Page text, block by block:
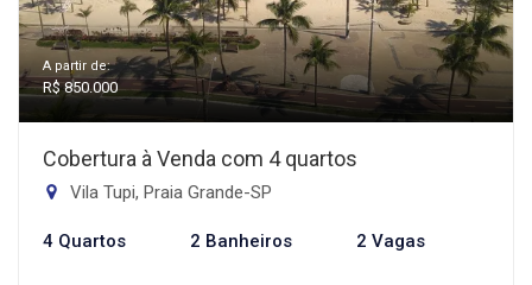
A partir de:
R$ 850.000
Cobertura à Venda com 4 quartos
Vila Tupi, Praia Grande-SP
4 Quartos 2 Banheiros 2 Vagas